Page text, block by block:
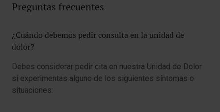
Preguntas frecuentes
¿Cuándo debemos pedir consulta en la unidad de
dolor?
Debes considerar pedir cita en nuestra Unidad de Dolor
si experimentas alguno de los siguientes síntomas o
situaciones: